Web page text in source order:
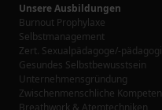
Unsere Ausbildungen
Burnout Prophylaxe
Selbstmanagement
Zert. Sexualpädagoge/-
Gesundes Selbstbewusstsein
Unternehmensgründung
Zwischenmenschliche
Breathwork & Atemtechniken